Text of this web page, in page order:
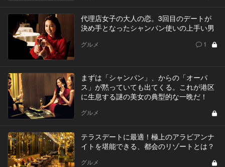
代理店女子の大人の恋。3回目のデートが
決め手となったシャンパン使いの上手い男
グルメ 1
まずは「シャンパン」、からの「オーパ
ス」が黙っていても出てくる。これが港区
に生息する謎の美女の典型的な一晩だ！
グルメ
テラスデートに最適！極上のアラビアンナ
イトを堪能できる、都会のリゾートとは？
グルメ